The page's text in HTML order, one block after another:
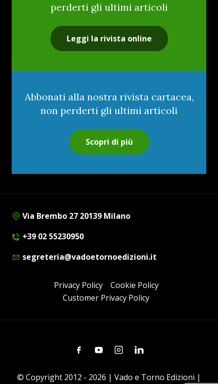
perderti gli ultimi articoli
Leggi la rivista online
Abbonati alla nostra rivista cartacea,
non perderti gli ultimi articoli
Scopri di più
Via Brembo 27 20139 Milano
+39 02 55230950
segreteria@vadoetornoedizioni.it
Privacy Policy
Cookie Policy
Customer Privacy Policy
FacebookYoutubeInstagramLinkedin
© Copyright 2012 - 2026 | Vado e Torno Edizioni |